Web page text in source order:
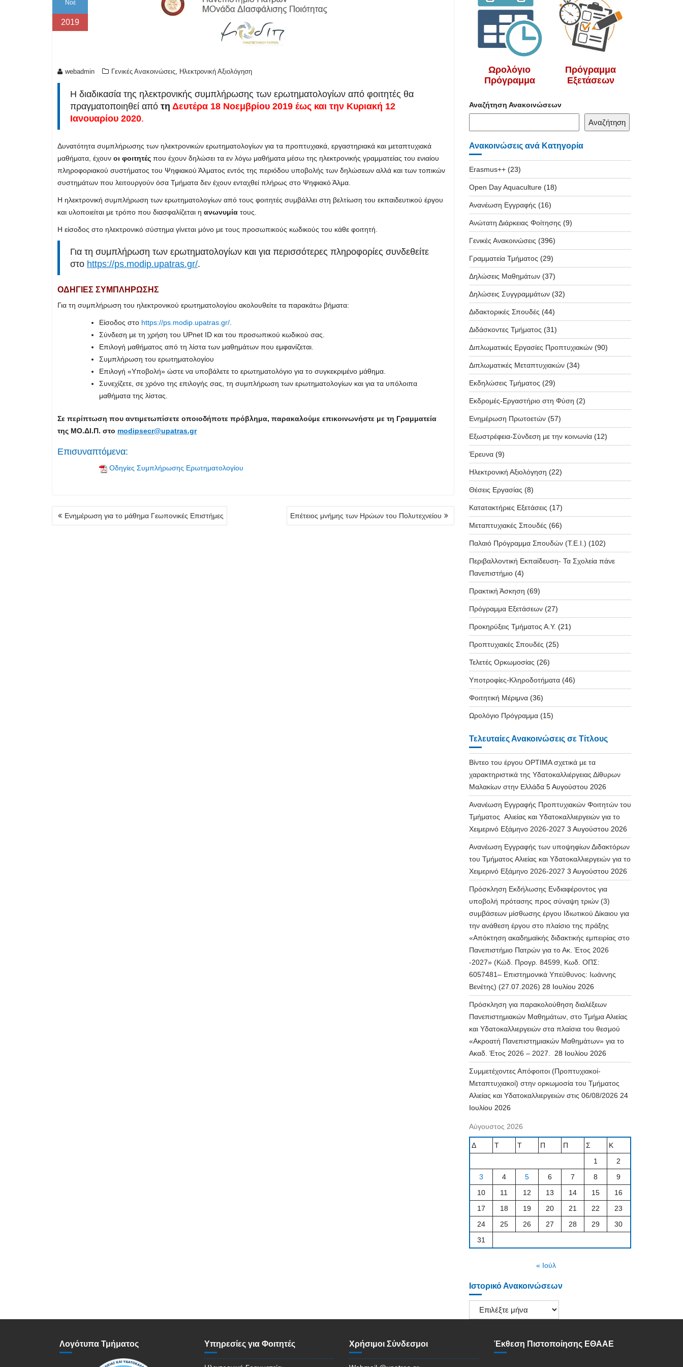
Νοέ
2019
webadmin Γενικές Ανακοινώσεις, Ηλεκτρονική Αξιολόγηση
Η διαδικασία της ηλεκτρονικής συμπλήρωσης των ερωτηματολογίων από φοιτητές θα
πραγματοποιηθεί από τη Δευτέρα 18 Νοεμβρίου 2019 έως και την Κυριακή 12
Ιανουαρίου 2020.
Δυνατότητα συμπλήρωσης των ηλεκτρονικών ερωτηματολογίων για τα προπτυχιακά, εργαστηριακά και μεταπτυχιακά
μαθήματα, έχουν οι φοιτητές που έχουν δηλώσει τα εν λόγω μαθήματα μέσω της ηλεκτρονικής γραμματείας του ενιαίου
πληροφοριακού συστήματος του Ψηφιακού Άλματος εντός της περιόδου υποβολής των δηλώσεων αλλά και των τοπικών
συστημάτων που λειτουργούν όσα Τμήματα δεν έχουν ενταχθεί πλήρως στο Ψηφιακό Άλμα.
Η ηλεκτρονική συμπλήρωση των ερωτηματολογίων από τους φοιτητές συμβάλλει στη βελτίωση του εκπαιδευτικού έργου
και υλοποιείται με τρόπο που διασφαλίζεται η ανωνυμία τους.
Η είσοδος στο ηλεκτρονικό σύστημα γίνεται μόνο με τους προσωπικούς κωδικούς του κάθε φοιτητή.
Για τη συμπλήρωση των ερωτηματολογίων και για περισσότερες πληροφορίες συνδεθείτε
στο https://ps.modip.upatras.gr/.
ΟΔΗΓΙΕΣ ΣΥΜΠΛΗΡΩΣΗΣ
Για τη συμπλήρωση του ηλεκτρονικού ερωτηματολογίου ακολουθείτε τα παρακάτω βήματα:
Είσοδος στο https://ps.modip.upatras.gr/.
Σύνδεση με τη χρήση του UPnet ID και του προσωπικού κωδικού σας.
Επιλογή μαθήματος από τη λίστα των μαθημάτων που εμφανίζεται.
Συμπλήρωση του ερωτηματολογίου
Επιλογή «Υποβολή» ώστε να υποβάλετε το ερωτηματολόγιο για το συγκεκριμένο μάθημα.
Συνεχίζετε, σε χρόνο της επιλογής σας, τη συμπλήρωση των ερωτηματολογίων και για τα υπόλοιπα
μαθήματα της λίστας.
Σε περίπτωση που αντιμετωπίσετε οποιοδήποτε πρόβλημα, παρακαλούμε επικοινωνήστε με τη Γραμματεία
της ΜΟ.ΔΙ.Π. στο modipsecr@upatras.gr
Επισυναπτόμενα:
Οδηγίες Συμπλήρωσης Ερωτηματολογίου
Πλοήγηση
άρθρων
Ενημέρωση για το μάθημα Γεωπονικές Επιστήμες Επέτειος μνήμης των Ηρώων του Πολυτεχνείου
Ωρολόγιο
Πρόγραμμα
Πρόγραμμα
Εξετάσεων
Αναζήτηση Ανακοινώσεων
Αναζήτηση
Ανακοινώσεις ανά Κατηγορία
Erasmus++(23)
Open Day Aquaculture(18)
Ανανέωση Εγγραφής (16)
Ανώτατη Διάρκειας Φοίτησης (9)
Γενικές Ανακοινώσεις (396)
Γραμματεία Τμήματος (29)
Δηλώσεις Μαθημάτων(37)
Δηλώσεις Συγγραμμάτων(32)
Διδακτορικές Σπουδές (44)
Διδάσκοντες Τμήματος (31)
Διπλωματικές Εργασίες Προπτυχιακών(90)
Διπλωματικές Μεταπτυχιακών(34)
Εκδηλώσεις Τμήματος (29)
Εκδρομές-Εργαστήριο στη Φύση (2)
Ενημέρωση Πρωτοετών(57)
Εξωστρέφεια-Σύνδεση με την κοινωνία(12)
Έρευνα(9)
Ηλεκτρονική Αξιολόγηση (22)
Θέσεις Εργασίας (8)
Κατατακτήριες Εξετάσεις (17)
Μεταπτυχιακές Σπουδές (66)
Παλαιό Πρόγραμμα Σπουδών (T.E.I.) (102)
Περιβαλλοντική Εκπαίδευση- Τα Σχολεία πάνε
Πανεπιστήμιο(4)
Πρακτική Άσκηση (69)
Πρόγραμμα Εξετάσεων(27)
Προκηρύξεις Τμήματος Α.Υ. (21)
Προπτυχιακές Σπουδές (25)
Τελετές Ορκωμοσίας (26)
Υποτροφίες-Κληροδοτήματα(46)
Φοιτητική Μέριμνα(36)
Ωρολόγιο Πρόγραμμα(15)
Τελευταίες Ανακοινώσεις σε Τίτλους
Βίντεο του έργου OPTIMA σχετικά με τα
χαρακτηριστικά της Υδατοκαλλιέργειας Δίθυρων
Μαλακίων στην Ελλάδα 5 Αυγούστου 2026
Ανανέωση Εγγραφής Προπτυχιακών Φοιτητών του
Τμήματος Αλιείας και Υδατοκαλλιεργειών για το
Χειμερινό Εξάμηνο 2026-2027 3 Αυγούστου 2026
Ανανέωση Εγγραφής των υποψηφίων Διδακτόρων
του Τμήματος Αλιείας και Υδατοκαλλιεργειών για το
Χειμερινό Εξάμηνο 2026-2027 3 Αυγούστου 2026
Πρόσκληση Εκδήλωσης Ενδιαφέροντος για
υποβολή πρότασης προς σύναψη τριών (3)
συμβάσεων μίσθωσης έργου Ιδιωτικού Δίκαιου για
την ανάθεση έργου στο πλαίσιο της πράξης
«Απόκτηση ακαδημαϊκής διδακτικής εμπειρίας στο
Πανεπιστήμιο Πατρών για το Ακ. Έτος 2026
-2027» (Κώδ. Προγρ. 84599, Κωδ. ΟΠΣ:
6057481– Επιστημονικά Υπεύθυνος: Ιωάννης
Βενέτης) (27.07.2026) 28 Ιουλίου 2026
Πρόσκληση για παρακολούθηση διαλέξεων
Πανεπιστημιακών Μαθημάτων, στο Τμήμα Αλιείας
και Υδατοκαλλιεργειών στα πλαίσια του θεσμού
«Ακροατή Πανεπιστημιακών Μαθημάτων» για το
Ακαδ. Έτος 2026 – 2027. 28 Ιουλίου 2026
Συμμετέχοντες Απόφοιτοι (Προπτυχιακοί-
Μεταπτυχιακοί) στην ορκωμοσία του Τμήματος
Αλιείας και Υδατοκαλλιεργειών στις 06/08/2026 24
Ιουλίου 2026
Αύγουστος 2026
Δ Τ Τ Π Π Σ
Κ
1
2
3
4 5 6 7 8
9
10
11 12 13 14 15
16
17
18 19 20 21 22
23
24
25 26 27 28 29
30
31
« Ιούλ
Ιστορικό Ανακοινώσεων
Ιστορικό
Ανακοινώσεων
Λογότυπα Τμήματος Υπηρεσίες για Φοιτητές Χρήσιμοι Σύνδεσμοι Έκθεση Πιστοποίησης ΕΘΑΑΕ